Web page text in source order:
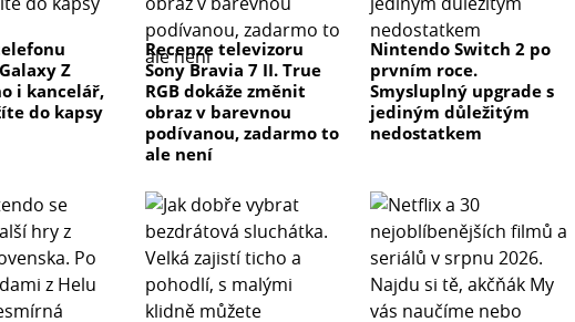
Z
i kancelář,
do kapsy
Recenze televizoru
Sony Bravia 7 II. True
RGB dokáže změnit
obraz v barevnou
podívanou, zadarmo to
ale není
Nintendo Switch 2 po
prvním roce.
Smysluplný upgrade s
jediným důležitým
nedostatkem